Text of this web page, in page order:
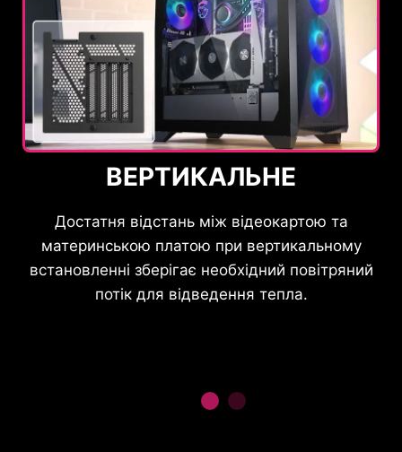
ВЕРТИКАЛЬНЕ
Достатня відстань між відеокартою та
материнською платою при вертикальному
встановленні зберігає необхідний повітряний
потік для відведення тепла.